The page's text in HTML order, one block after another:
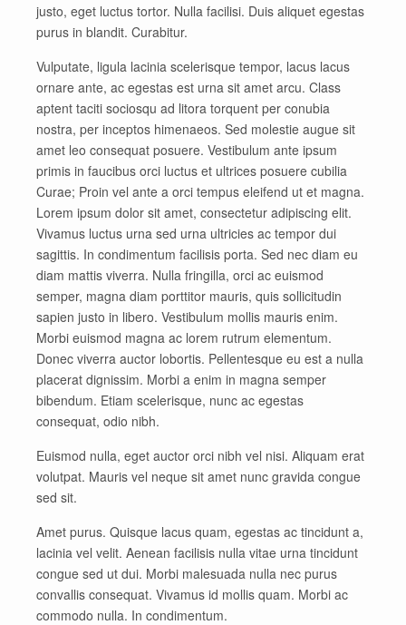
justo, eget luctus tortor. Nulla facilisi. Duis aliquet egestas
purus in blandit. Curabitur.
Vulputate, ligula lacinia scelerisque tempor, lacus lacus
ornare ante, ac egestas est urna sit amet arcu. Class
aptent taciti sociosqu ad litora torquent per conubia
nostra, per inceptos himenaeos. Sed molestie augue sit
amet leo consequat posuere. Vestibulum ante ipsum
primis in faucibus orci luctus et ultrices posuere cubilia
Curae; Proin vel ante a orci tempus eleifend ut et magna.
Lorem ipsum dolor sit amet, consectetur adipiscing elit.
Vivamus luctus urna sed urna ultricies ac tempor dui
sagittis. In condimentum facilisis porta. Sed nec diam eu
diam mattis viverra. Nulla fringilla, orci ac euismod
semper, magna diam porttitor mauris, quis sollicitudin
sapien justo in libero. Vestibulum mollis mauris enim.
Morbi euismod magna ac lorem rutrum elementum.
Donec viverra auctor lobortis. Pellentesque eu est a nulla
placerat dignissim. Morbi a enim in magna semper
bibendum. Etiam scelerisque, nunc ac egestas
consequat, odio nibh.
Euismod nulla, eget auctor orci nibh vel nisi. Aliquam erat
volutpat. Mauris vel neque sit amet nunc gravida congue
sed sit.
Amet purus. Quisque lacus quam, egestas ac tincidunt a,
lacinia vel velit. Aenean facilisis nulla vitae urna tincidunt
congue sed ut dui. Morbi malesuada nulla nec purus
convallis consequat. Vivamus id mollis quam. Morbi ac
commodo nulla. In condimentum.